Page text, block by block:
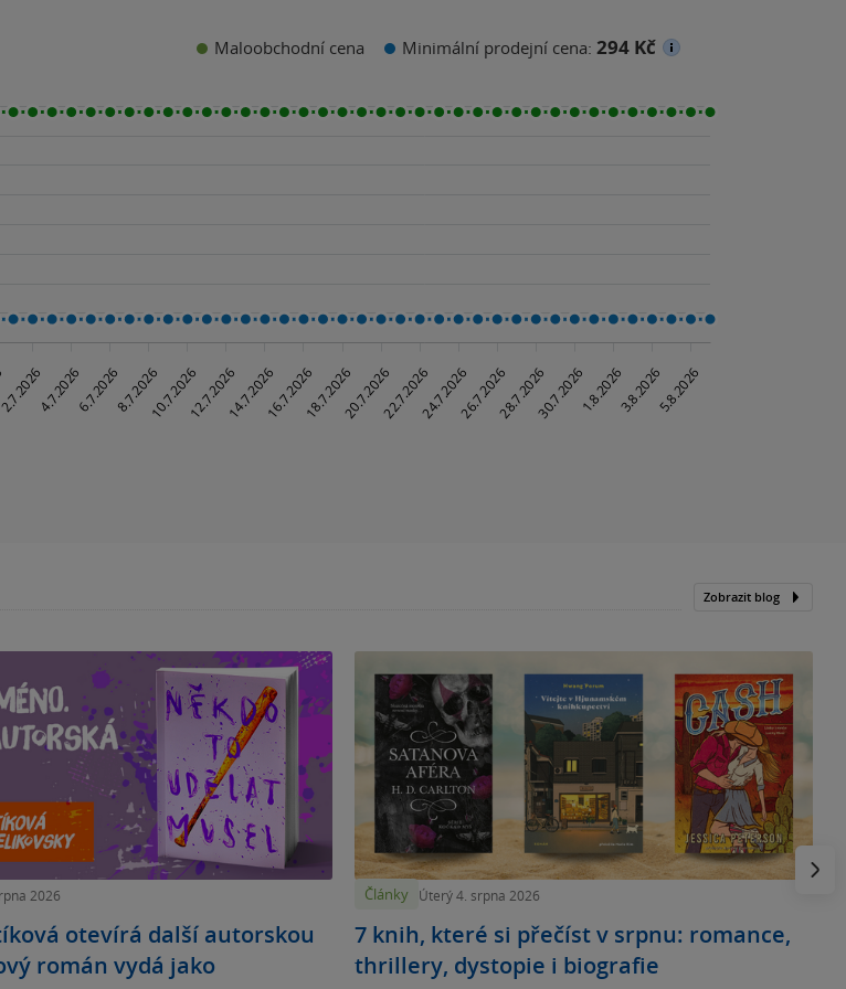
Maloobchodní cena Minimální prodejní cena: 294 Kč
Zobrazit blog
2026
otevírá další autorskou
román vydá jako
Články Úterý 4. srpna 2026
7 knih, které si přečíst v srpnu: romance,
thrillery, dystopie i biografie